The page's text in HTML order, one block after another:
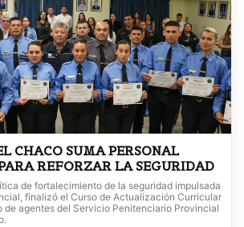
CHACO SUMA PERSONAL
REFORZAR LA SEGURIDAD
de fortalecimiento de la seguridad impulsada
finalizó el Curso de Actualización Curricular
de agentes del Servicio Penitenciario Provincial